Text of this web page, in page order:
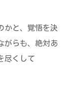
かと、覚悟を決
がらも、絶対あ
尽くして